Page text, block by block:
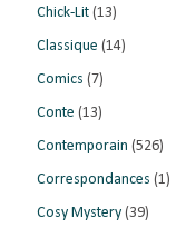
Chick-Lit (13)
Classique (14)
Comics (7)
Conte (13)
Contemporain (526)
Correspondances (1)
Cosy Mystery (39)